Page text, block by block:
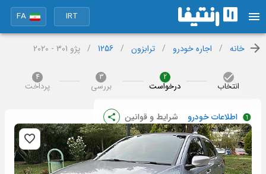
IRT
FA
خانه / اجاره خودرو / ترابزون /
1256
/ پژو 301 - 2020
انتخاب
2
درخواست
3
بررسی
4
پرداخت
اطلاعات خودرو شرایط و قوانین